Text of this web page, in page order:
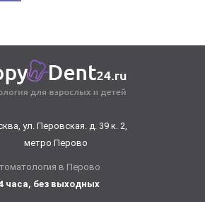
ул. Перовская. д. 39 к. 2,
метро Перово
в Перово
часа, без выходных